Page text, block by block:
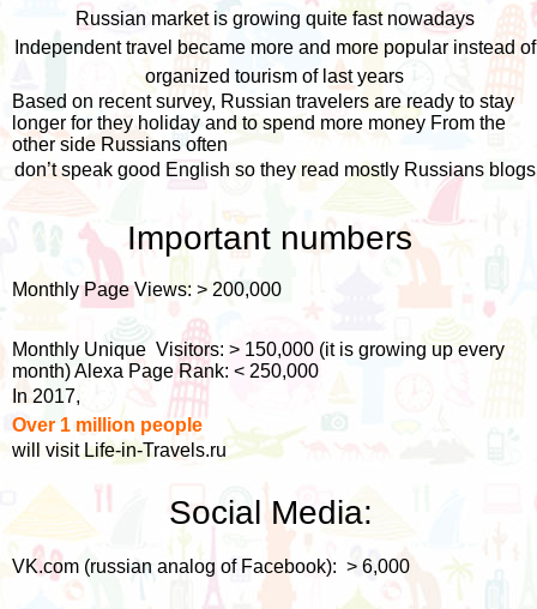
Russian market is growing quite fast nowadays
Independent travel became more and more popular instead of
organized tourism of last years
Based on recent survey, Russian travelers are ready to stay
longer for they holiday and to spend more money From the
other side Russians often
don’t speak good English so they read mostly Russians blogs
Important numbers
Monthly Page Views: > 200,000
Monthly Unique Visitors: > 150,000 (it is growing up every
month) Alexa Page Rank: < 250,000
In 2017,
Over 1 million people
will visit Life-in-Travels.ru
Social Media:
VK.com (russian analog of Facebook): > 6,000